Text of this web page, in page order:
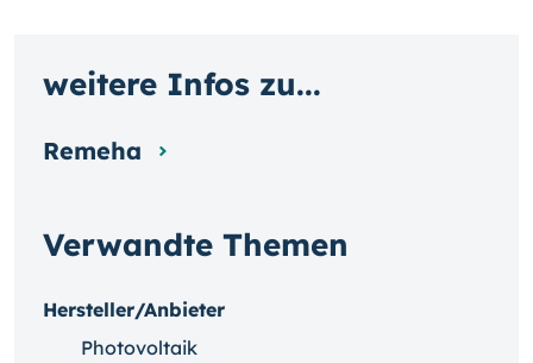
Verwandte Themen
Hersteller/Anbieter
Photovoltaik
weitere Infos zu...
Remeha